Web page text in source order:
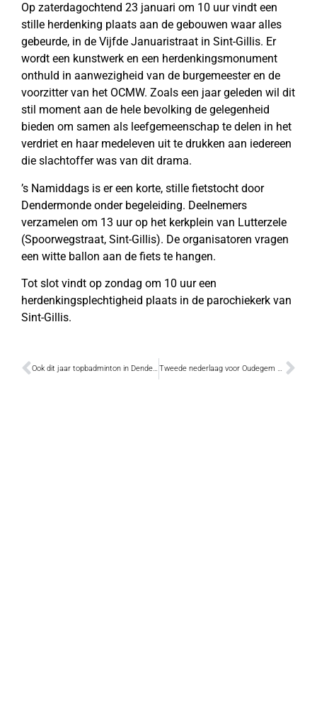
Op zaterdagochtend 23 januari om 10 uur vindt een
stille herdenking plaats aan de gebouwen waar alles
gebeurde, in de Vijfde Januaristraat in Sint-Gillis. Er
wordt een kunstwerk en een herdenkingsmonument
onthuld in aanwezigheid van de burgemeester en de
voorzitter van het OCMW. Zoals een jaar geleden wil dit
stil moment aan de hele bevolking de gelegenheid
bieden om samen als leefgemeenschap te delen in het
verdriet en haar medeleven uit te drukken aan iedereen
die slachtoffer was van dit drama.
’s Namiddags is er een korte, stille fietstocht door
Dendermonde onder begeleiding. Deelnemers
verzamelen om 13 uur op het kerkplein van Lutterzele
(Spoorwegstraat, Sint-Gillis). De organisatoren vragen
een witte ballon aan de fiets te hangen.
Tot slot vindt op zondag om 10 uur een
herdenkingsplechtigheid plaats in de parochiekerk van
Sint-Gillis.
Ook dit jaar topbadminton in Dendermonde Tweede nederlaag voor Oudegem A; Oudegem B komt goed weg